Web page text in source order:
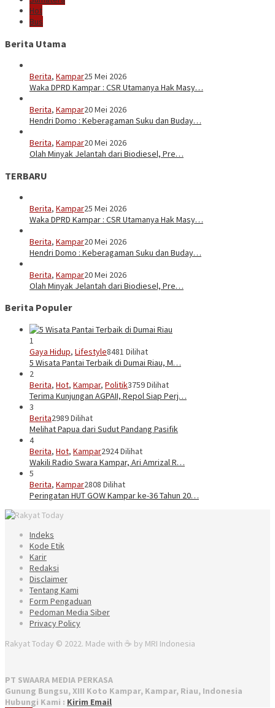
Hot
Bus
Berita Utama
Berita, Kampar25 Mei 2026
Waka DPRD Kampar : CSR Utamanya Hak Masy…
Berita, Kampar20 Mei 2026
Hendri Domo : Keberagaman Suku dan Buday…
Berita, Kampar20 Mei 2026
Olah Minyak Jelantah dari Biodiesel, Pre…
TERBARU
Berita, Kampar25 Mei 2026
Waka DPRD Kampar : CSR Utamanya Hak Masy…
Berita, Kampar20 Mei 2026
Hendri Domo : Keberagaman Suku dan Buday…
Berita, Kampar20 Mei 2026
Olah Minyak Jelantah dari Biodiesel, Pre…
Berita Populer
1
Gaya Hidup, Lifestyle8481 Dilihat
5 Wisata Pantai Terbaik di Dumai Riau, M…
2
Berita, Hot, Kampar, Politik3759 Dilihat
Terima Kunjungan AGPAII, Repol Siap Perj…
3
Berita2989 Dilihat
Melihat Papua dari Sudut Pandang Pasifik
4
Berita, Hot, Kampar2924 Dilihat
Wakili Radio Swara Kampar, Ari Amrizal R…
5
Berita, Kampar2808 Dilihat
Peringatan HUT GOW Kampar ke-36 Tahun 20…
Indeks
Kode Etik
Karir
Redaksi
Disclaimer
Tentang Kami
Form Pengaduan
Pedoman Media Siber
Privacy Policy
Rakyat Today © 2022. Made with ☕ by MRI Indonesia
PT SWAARA MEDIA PERKASA
Gunung Bungsu, XIII Koto Kampar, Kampar, Riau, Indonesia
Hubungi Kami : Kirim Email